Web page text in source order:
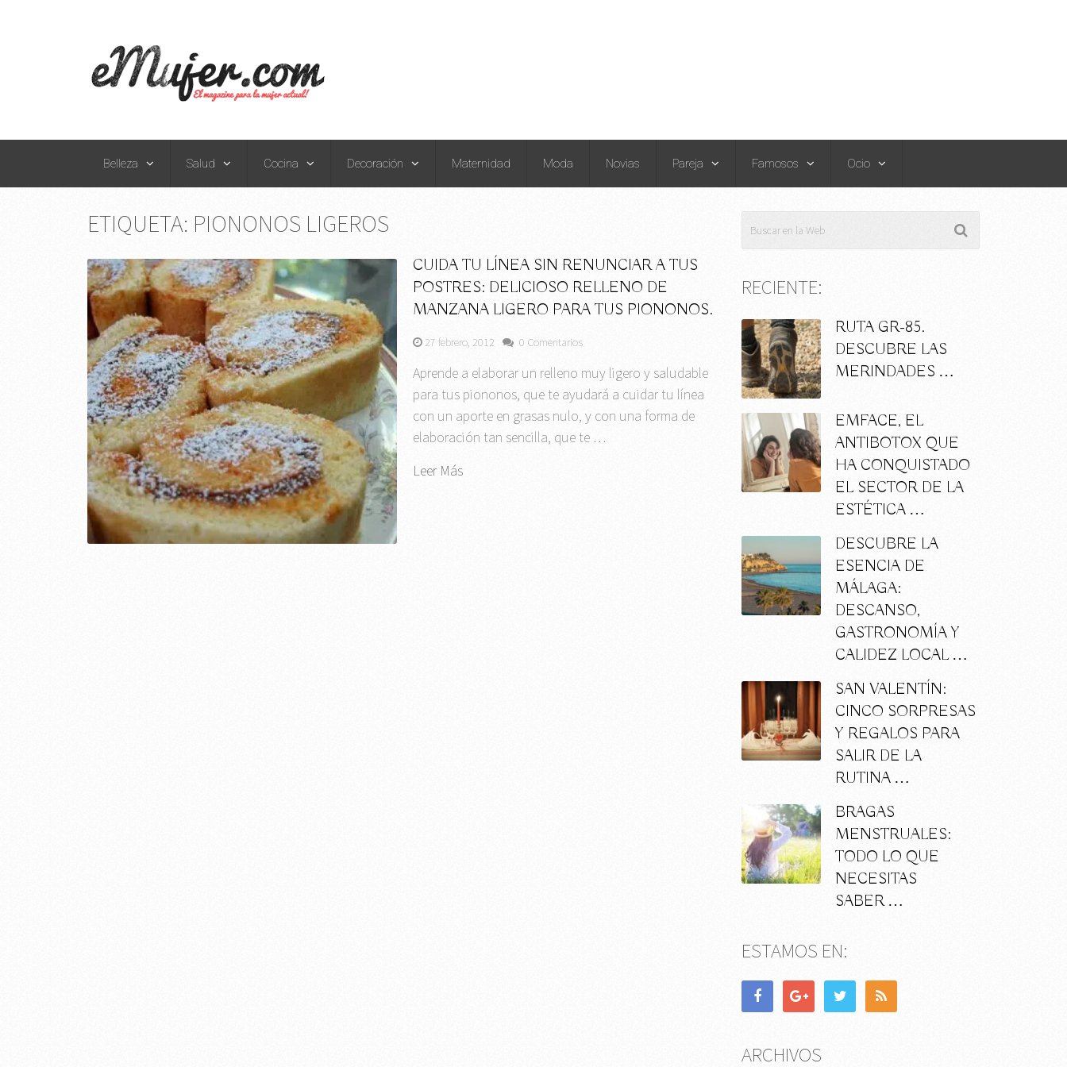
Belleza Salud Cocina Decoración Maternidad Moda Novias Pareja Famosos Ocio
ETIQUETA: PIONONOS LIGEROS
CUIDA TU LÍNEA SIN RENUNCIAR A TUS
POSTRES: DELICIOSO RELLENO DE
MANZANA LIGERO PARA TUS PIONONOS.
27 febrero, 2012 0 Comentarios
Aprende a elaborar un relleno muy ligero y saludable
para tus piononos, que te ayudará a cuidar tu línea
con un aporte en grasas nulo, y con una forma de
elaboración tan sencilla, que te …
Leer Más
RECIENTE:
RUTA GR-85.
DESCUBRE LAS
MERINDADES …
EMFACE, EL
ANTIBOTOX QUE
HA CONQUISTADO
EL SECTOR DE LA
ESTÉTICA …
DESCUBRE LA
ESENCIA DE
MÁLAGA:
DESCANSO,
GASTRONOMÍA Y
CALIDEZ LOCAL …
SAN VALENTÍN:
CINCO SORPRESAS
Y REGALOS PARA
SALIR DE LA
RUTINA …
BRAGAS
MENSTRUALES:
TODO LO QUE
NECESITAS
SABER …
ESTAMOS EN:
ARCHIVOS